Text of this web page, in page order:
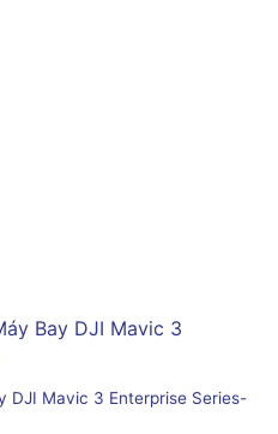
DJI Mavic 3 Enterprise Series-